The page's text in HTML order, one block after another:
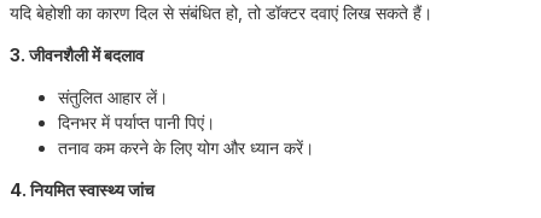
यदि बेहोशी का कारण दिल से संबंधित हो, तो डॉक्टर दवाएं लिख सकते हैं।
3. जीवनशैली में बदलाव
संतुलित आहार लें।
दिनभर में पर्याप्त पानी पिएं।
तनाव कम करने के लिए योग और ध्यान करें।
4. नियमित स्वास्थ्य जांच